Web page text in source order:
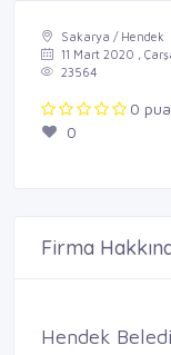
Sakarya / Hendek
11 Mart 2020 ,
23564
0
0
Firma
Hendek